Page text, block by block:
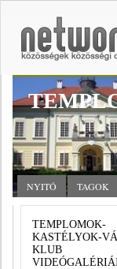
NYITÓ TAGOK
TEMPLOMOK-
KASTÉLYOK-
KLUB